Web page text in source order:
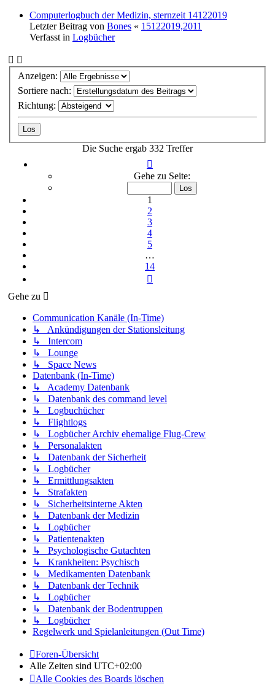
Computerlogbuch der Medizin, sternzeit 14122019
Letzter Beitrag von Bones « 15122019,2011
Verfasst in Logbücher
Anzeigen:
Sortiere nach:
Richtung:
Die Suche ergab 332 Treffer
1
von
14
Gehe zu Seite:
1
2
3
4
5
…
14
Gehe zu
Communication Kanäle (In-Time)
↳ Ankündigungen der Stationsleitung
↳ Intercom
↳ Lounge
↳ Space News
Datenbank (In-Time)
↳ Academy Datenbank
↳ Datenbank des command level
↳ Logbuchücher
↳ Flightlogs
↳ Logbücher Archiv ehemalige Flug-Crew
↳ Personalakten
↳ Datenbank der Sicherheit
↳ Logbücher
↳ Ermittlungsakten
↳ Strafakten
↳ Sicherheitsinterne Akten
↳ Datenbank der Medizin
↳ Logbücher
↳ Patientenakten
↳ Psychologische Gutachten
↳ Krankheiten: Psychisch
↳ Medikamenten Datenbank
↳ Datenbank der Technik
↳ Logbücher
↳ Datenbank der Bodentruppen
↳ Logbücher
Regelwerk und Spielanleitungen (Out Time)
Foren-Übersicht
Alle Zeiten sind UTC+02:00
Alle Cookies des Boards löschen